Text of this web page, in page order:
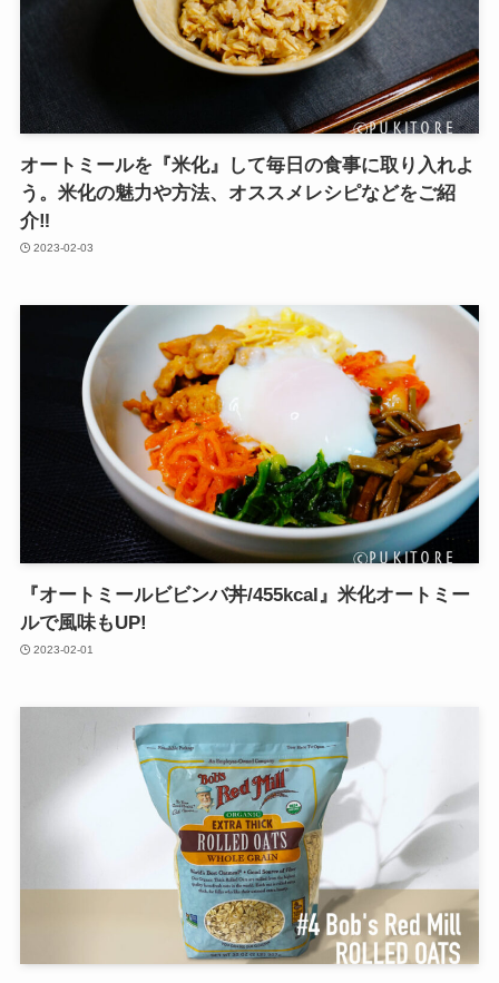
オートミールを『米化』して毎日の食事に取り入れよ
う。米化の魅力や方法、オススメレシピなどをご紹
介‼︎
2023-02-03
『オートミールビビンバ丼/455kcal』米化オートミー
ルで風味もUP!
2023-02-01